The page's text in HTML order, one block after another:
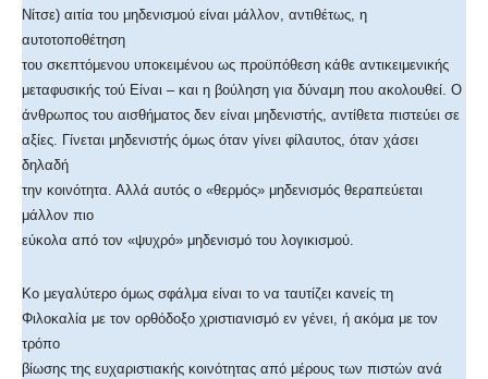
Νίτσε) αιτία του μηδενισμού είναι μάλλον, αντιθέτως, η
αυτοτοποθέτηση
του σκεπτόμενου υποκειμένου ως προϋπόθεση κάθε αντικειμενικής
μεταφυσικής τού Είναι – και η βούληση για δύναμη που ακολουθεί. Ο
άνθρωπος του αισθήματος δεν είναι μηδενιστής, αντίθετα πιστεύει σε
αξίες. Γίνεται μηδενιστής όμως όταν γίνει φίλαυτος, όταν χάσει
δηλαδή
την κοινότητα. Αλλά αυτός ο «θερμός» μηδενισμός θεραπεύεται
μάλλον πιο
εύκολα από τον «ψυχρό» μηδενισμό του λογικισμού.
Κο μεγαλύτερο όμως σφάλμα είναι το να ταυτίζει κανείς τη
Φιλοκαλία με τον ορθόδοξο χριστιανισμό εν γένει, ή ακόμα με τον
τρόπο
βίωσης της ευχαριστιακής κοινότητας από μέρους των πιστών ανά